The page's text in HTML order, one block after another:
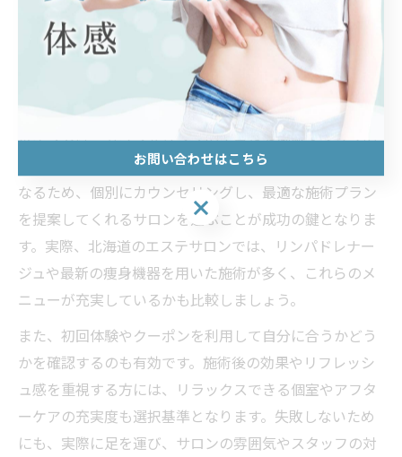
す。特に札幌などの都市部では、エステサロンの数も多
く、サービスや設備、技術力に差があります。まずは口
コミや評価、体験談をチェックし、自分の悩みに寄り添
ってくれるサロンを選びましょう。
ポイントは、カウンセリングの丁寧さや施術スタッフの
専門性です。浮腫みの原因は体質や生活習慣によって異
なるため、個別にカウンセリングし、最適な施術プラン
を提案してくれるサロンを選ぶことが成功の鍵となりま
す。実際、北海道のエステサロンでは、リンパドレナー
ジュや最新の痩身機器を用いた施術が多く、これらのメ
ニューが充実しているかも比較しましょう。
また、初回体験やクーポンを利用して自分に合うかどう
かを確認するのも有効です。施術後の効果やリフレッシ
ュ感を重視する方には、リラックスできる個室やアフタ
ーケアの充実度も選択基準となります。失敗しないため
にも、実際に足を運び、サロンの雰囲気やスタッフの対
お問い合わせはこちら
お問い合わせはこちら